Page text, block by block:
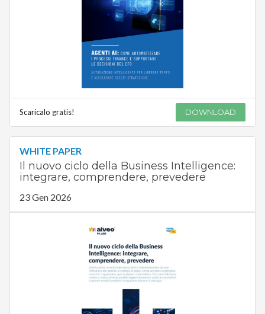
Scaricalo gratis! DOWNLOAD
WHITE PAPER
Il nuovo ciclo della Business Intelligence:
integrare, comprendere, prevedere
23 Gen 2026